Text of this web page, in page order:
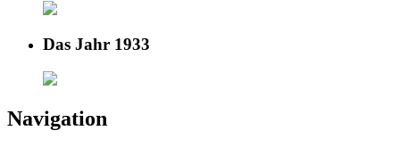
Das Jahr 1933
Navigation